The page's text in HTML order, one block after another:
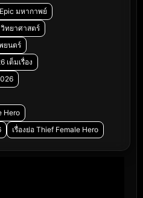
Epic มหากาพย์
ทยาศาสตร์
ยนตร์
เต็มเรื่อง
Hero
เรื่องย่อ Thief Female Hero